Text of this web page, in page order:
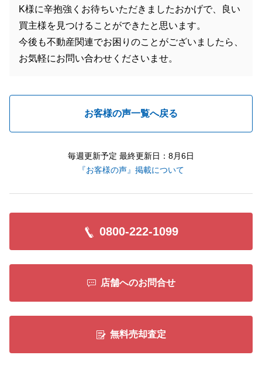
K様に辛抱強くお待ちいただきましたおかげで、良い
買主様を見つけることができたと思います。
今後も不動産関連でお困りのことがございましたら、
お気軽にお問い合わせくださいませ。
お客様の声一覧へ戻る
毎週更新予定 最終更新日：8月6日
『お客様の声』掲載について
0800-222-1099
店舗へのお問合せ
無料売却査定